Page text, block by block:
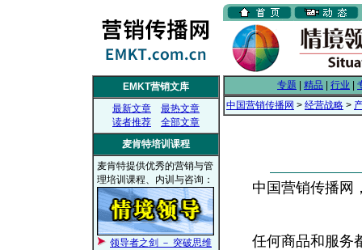
EMKT营销文库
最新文章
最热文章
读者推荐
全部文章
麦肯特培训课程
麦肯特提供优秀的营销与管
理培训课程、内训与咨询：
领导者之剑 － 突破思维
专题 精品 行业
中国营销传播网 > 经营战略 >
中国营销传播网
任何商品和服务都